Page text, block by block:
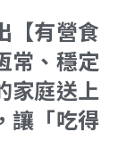
【有營食
常、穩定
家庭送上
讓「吃得